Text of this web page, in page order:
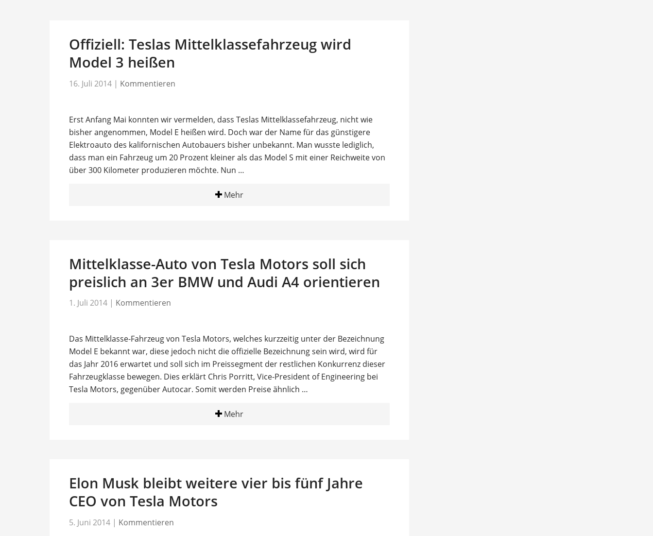
Offiziell: Teslas Mittelklassefahrzeug wird
Model 3 heißen
16. Juli 2014 | Kommentieren
Erst Anfang Mai konnten wir vermelden, dass Teslas Mittelklassefahrzeug, nicht wie
bisher angenommen, Model E heißen wird. Doch war der Name für das günstigere
Elektroauto des kalifornischen Autobauers bisher unbekannt. Man wusste lediglich,
dass man ein Fahrzeug um 20 Prozent kleiner als das Model S mit einer Reichweite von
über 300 Kilometer produzieren möchte. Nun …
Mehr
Mittelklasse-Auto von Tesla Motors soll sich
preislich an 3er BMW und Audi A4 orientieren
1. Juli 2014 | Kommentieren
Das Mittelklasse-Fahrzeug von Tesla Motors, welches kurzzeitig unter der Bezeichnung
Model E bekannt war, diese jedoch nicht die offizielle Bezeichnung sein wird, wird für
das Jahr 2016 erwartet und soll sich im Preissegment der restlichen Konkurrenz dieser
Fahrzeugklasse bewegen. Dies erklärt Chris Porritt, Vice-President of Engineering bei
Tesla Motors, gegenüber Autocar. Somit werden Preise ähnlich …
Mehr
Elon Musk bleibt weitere vier bis fünf Jahre
CEO von Tesla Motors
5. Juni 2014 | Kommentieren